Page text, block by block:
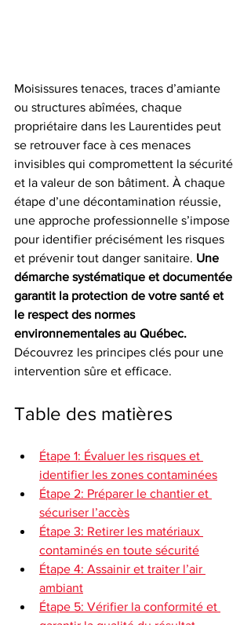
Moisissures tenaces, traces d’amiante
ou structures abîmées, chaque
propriétaire dans les Laurentides peut
se retrouver face à ces menaces
invisibles qui compromettent la sécurité
et la valeur de son bâtiment. À chaque
étape d’une décontamination réussie,
une approche professionnelle s’impose
pour identifier précisément les risques
et prévenir tout danger sanitaire. Une
démarche systématique et documentée
garantit la protection de votre santé et
le respect des normes
environnementales au Québec.
Découvrez les principes clés pour une
intervention sûre et efficace.
Table des matières
Étape 1: Évaluer les risques et
identifier les zones contaminées
Étape 2: Préparer le chantier et
sécuriser l’accès
Étape 3: Retirer les matériaux
contaminés en toute sécurité
Étape 4: Assainir et traiter l’air
ambiant
Étape 5: Vérifier la conformité et